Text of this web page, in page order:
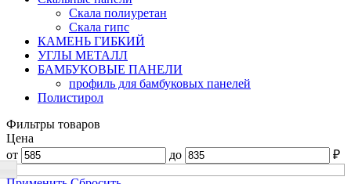
Скала полиуретан
Скала гипс
КАМЕНЬ ГИБКИЙ
УГЛЫ МЕТАЛЛ
БАМБУКОВЫЕ ПАНЕЛИ
профиль для бамбуковых панелей
Полистирол
Фильтры товаров
Цена
от
до ₽